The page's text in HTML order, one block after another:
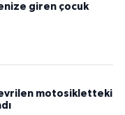
giren çocuk
motosikletteki